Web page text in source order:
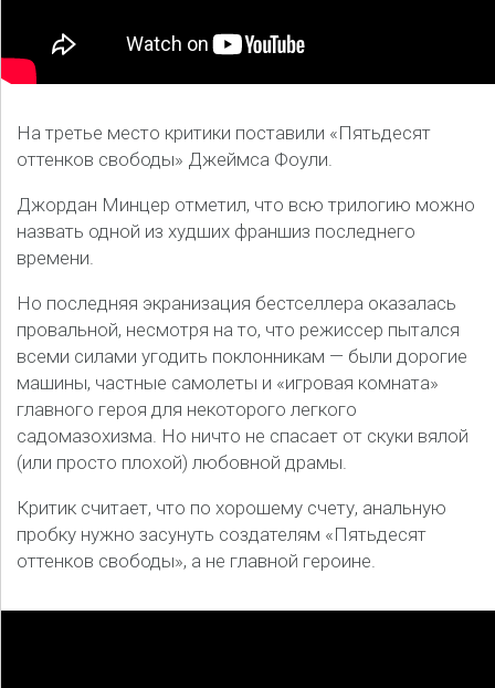
На третье место критики поставили «Пятьдесят
оттенков свободы» Джеймса Фоули.
Джордан Минцер отметил, что всю трилогию можно
назвать одной из худших франшиз последнего
времени.
Но последняя экранизация бестселлера оказалась
провальной, несмотря на то, что режиссер пытался
всеми силами угодить поклонникам — были дорогие
машины, частные самолеты и «игровая комната»
главного героя для некоторого легкого
садомазохизма. Но ничто не спасает от скуки вялой
(или просто плохой) любовной драмы.
Критик считает, что по хорошему счету, анальную
пробку нужно засунуть создателям «Пятьдесят
оттенков свободы», а не главной героине.